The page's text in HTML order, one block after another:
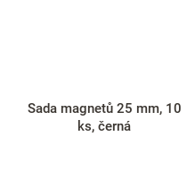
Sada magnetů 25 mm, 10
ks, černá